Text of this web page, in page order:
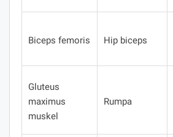
Biceps femoris Hip biceps
Gluteus
maximus
muskel
Rumpa